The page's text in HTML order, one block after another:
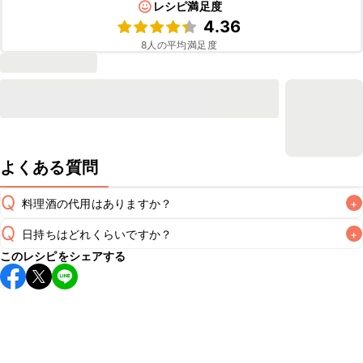
レシピ満足度
4.36
8人の平均満足度
よくある質問
Q 料理酒の代用はありますか？ +
A
Q 日持ちはどれくらいですか？ +
保存期間は冷蔵で翌日中が目安です。なるべくお早めにお召
し上がりください。
このレシピをシェアする